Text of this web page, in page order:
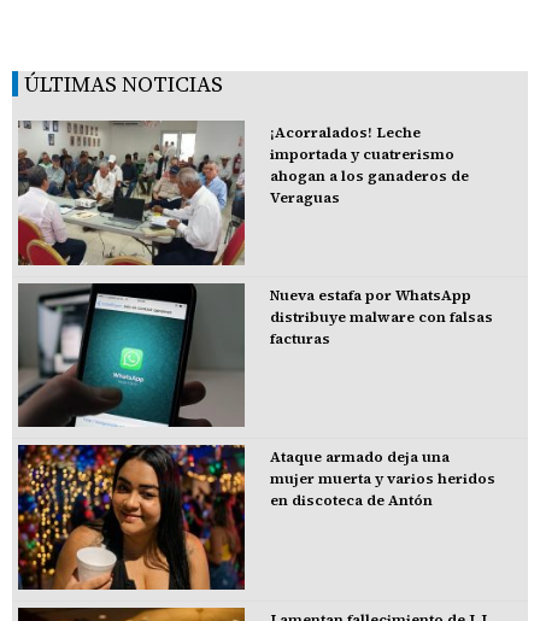
ÚLTIMAS NOTICIAS
¡Acorralados! Leche
importada y cuatrerismo
ahogan a los ganaderos de
Veraguas
Nueva estafa por WhatsApp
distribuye malware con falsas
facturas
Ataque armado deja una
mujer muerta y varios heridos
en discoteca de Antón